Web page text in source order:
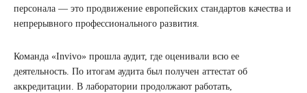
персонала — это продвижение европейских стандартов качества и
непрерывного профессионального развития.
Команда «Invivo» прошла аудит, где оценивали всю ее
деятельность. По итогам аудита был получен аттестат об
аккредитации. В лаборатории продолжают работать,